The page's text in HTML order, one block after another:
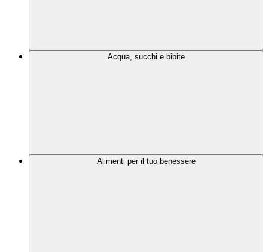
Acqua, succhi e bibite
Alimenti per il tuo benessere